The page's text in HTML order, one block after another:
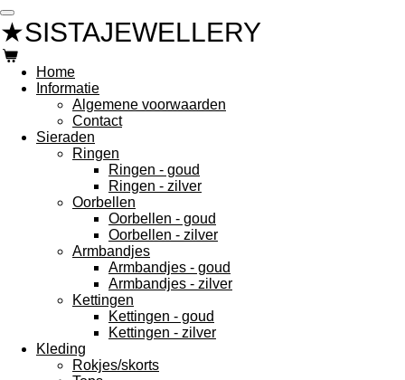
Ga
direct
naar
de
hoofdinhoud
★SISTAJEWELLERY
Home
Informatie
Algemene voorwaarden
Contact
Sieraden
Ringen
Ringen - goud
Ringen - zilver
Oorbellen
Oorbellen - goud
Oorbellen - zilver
Armbandjes
Armbandjes - goud
Armbandjes - zilver
Kettingen
Kettingen - goud
Kettingen - zilver
Kleding
Rokjes/skorts